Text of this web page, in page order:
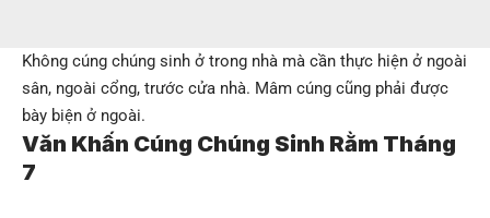
Không cúng chúng sinh ở trong nhà mà cần thực hiện ở ngoài
sân, ngoài cổng, trước cửa nhà. Mâm cúng cũng phải được
bày biện ở ngoài.
Văn Khấn Cúng Chúng Sinh Rằm Tháng
7